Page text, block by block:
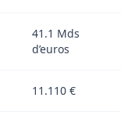
41.1 Mds
d’euros
11.110 €